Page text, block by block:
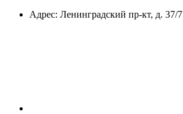
Адрес: Ленинградский пр-кт, д. 37/7